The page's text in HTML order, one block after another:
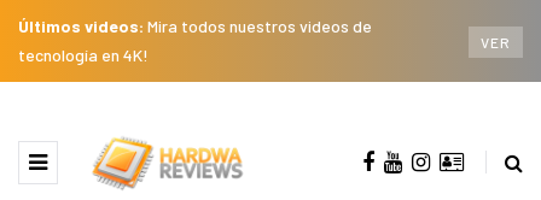
Últimos videos: Mira todos nuestros videos de
tecnología en 4K!
VER